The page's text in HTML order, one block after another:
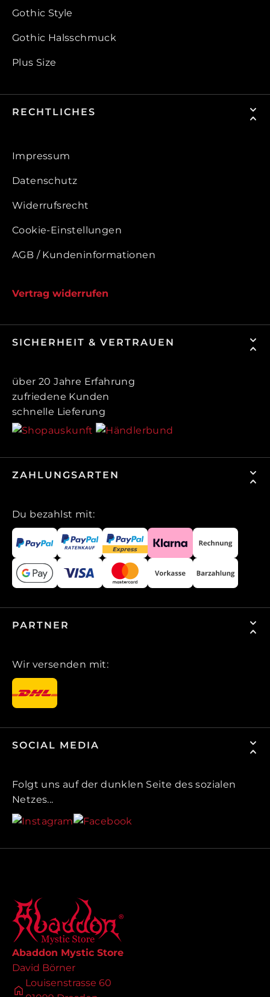
Gothic Style
Gothic Halsschmuck
Plus Size
RECHTLICHES
Impressum
Datenschutz
Widerrufsrecht
Cookie-Einstellungen
AGB / Kundeninformationen
Vertrag widerrufen
SICHERHEIT & VERTRAUEN
über 20 Jahre Erfahrung
zufriedene Kunden
schnelle Lieferung
ZAHLUNGSARTEN
Du bezahlst mit:
PARTNER
Wir versenden mit:
SOCIAL MEDIA
Folgt uns auf der dunklen Seite des sozialen
Netzes...
Abaddon Mystic Store
David Börner
Louisenstrasse 60